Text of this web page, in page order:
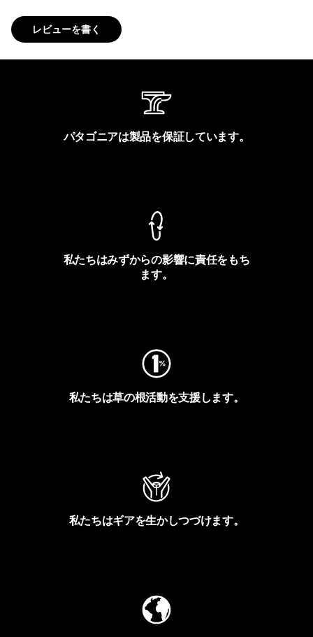
レビューを書く
パタゴニアは製品を保証しています。
私たちはみずからの影響に責任をもち
ます。
私たちは草の根活動を支援します。
私たちはギアを生かしつづけます。